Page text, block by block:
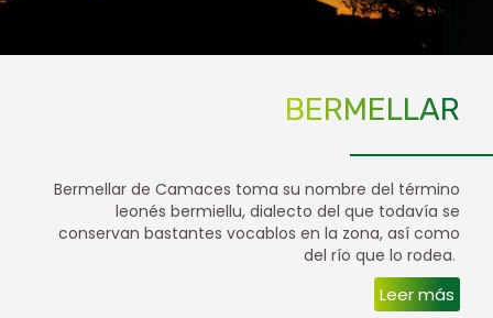
BERMELLAR
Bermellar de Camaces toma su nombre del término
leonés bermiellu, dialecto del que todavía se
conservan bastantes vocablos en la zona, así como
del río que lo rodea.
Leer más